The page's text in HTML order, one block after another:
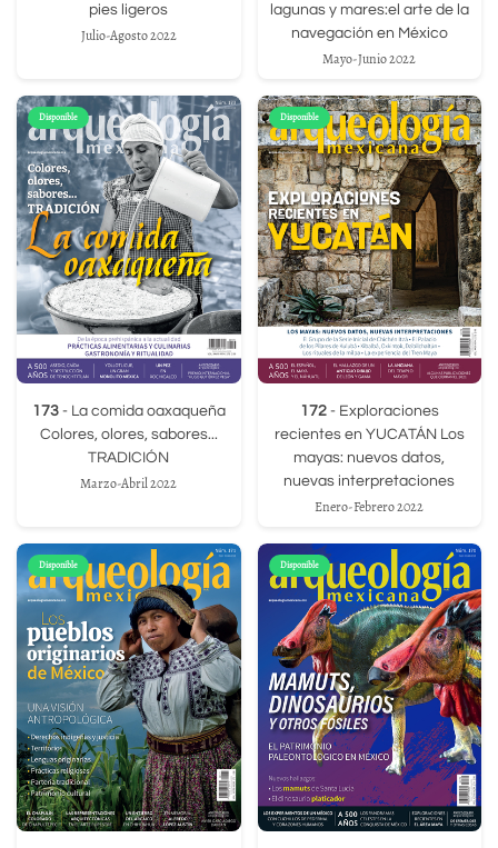
pies ligeros
Julio-Agosto 2022
lagunas y mares:el arte de la
navegación en México
Mayo-Junio 2022
Disponible
173- La comida oaxaqueña
Colores, olores, sabores...
TRADICIÓN
Marzo-Abril 2022
Disponible
172- Exploraciones
recientes en YUCATÁN Los
mayas: nuevos datos,
nuevas interpretaciones
Enero-Febrero 2022
Disponible Disponible